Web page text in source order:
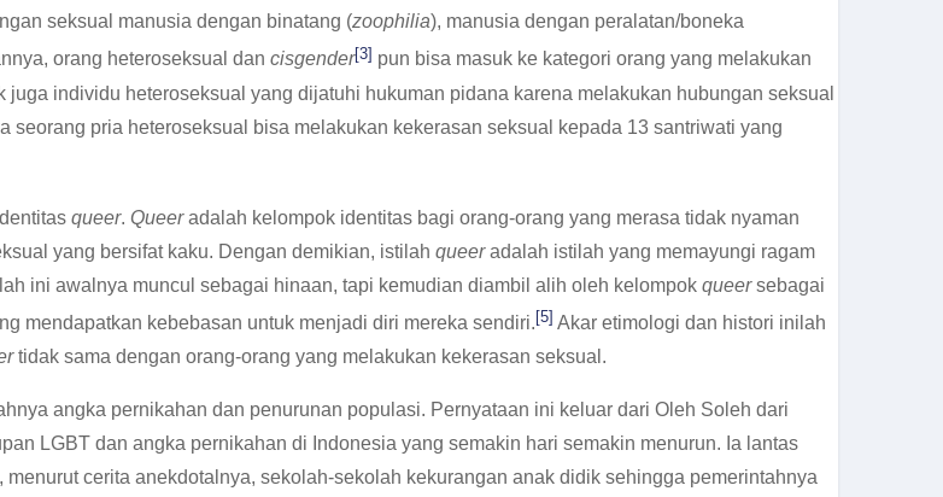
seksual manusia dengan binatang (zoophilia), manusia dengan peralatan/boneka
orang heteroseksual dan cisgender[3] pun bisa masuk ke kategori orang yang melakukan
individu heteroseksual yang dijatuhi hukuman pidana karena melakukan hubungan seksual
pria heteroseksual bisa melakukan kekerasan seksual kepada 13 santriwati yang
queer. Queeradalah kelompok identitas bagi orang-orang yang merasa tidak nyaman
yang bersifat kaku. Dengan demikian, istilah queeradalah istilah yang memayungi ragam
ini awalnya muncul sebagai hinaan, tapi kemudian diambil alih oleh kelompok queersebagai
mendapatkan kebebasan untuk menjadi diri mereka sendiri. [5] Akar etimologi dan histori inilah
tidak sama dengan orang-orang yang melakukan kekerasan seksual.
angka pernikahan dan penurunan populasi. Pernyataan ini keluar dari Oleh Soleh dari
LGBT dan angka pernikahan di Indonesia yang semakin hari semakin menurun. Ia lantas
cerita anekdotalnya, sekolah-sekolah kekurangan anak didik sehingga pemerintahnya